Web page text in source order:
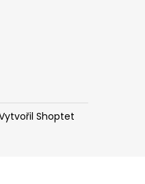
Shoptet